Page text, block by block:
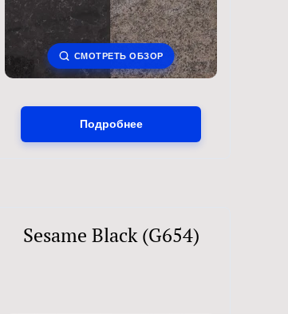
СМОТРЕТЬ ОБЗОР
Подробнее
Sesame Black (G654)